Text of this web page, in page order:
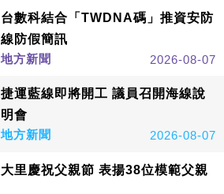
台數科結合「TWDNA碼」推資安防
線防假簡訊
地方新聞
2026-08-07
捷運藍線即將開工 議員召開海線說
明會
地方新聞
2026-08-07
大里慶祝父親節 表揚38位模範父親